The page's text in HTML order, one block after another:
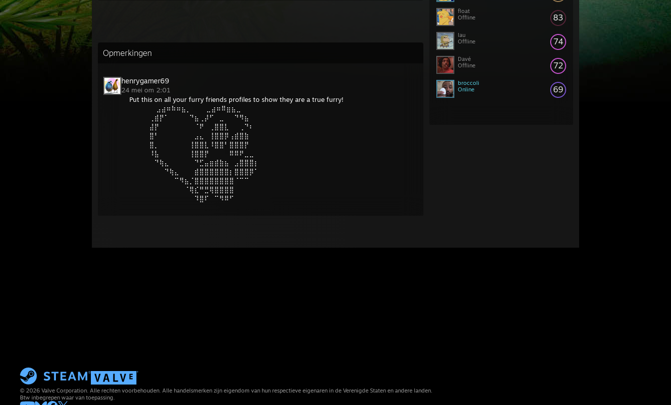
83
float
Offline
74
lau
Offline
72
Davé
Offline
69
broccoli
Online
Opmerkingen
henrygamer69
24 mei om 2:01
Put this on all your furry friends profiles to show they are a true furry!
⠀⠀⠀⠀ ⠀⣠⣴⠶⠷⠶⣦⡀⠀⠀⠀⣀⣴⠶⠿⣶⣦⣀
⠀⠀⠀⠀⢀⣾⡟⠁⠀⠀⠀⠀⠙⣦⢀⡼⠋⠀⣀⠀⠀⠙⠻⣦
⠀⠀⠀⠀⣼⡟⠀⠀⠀⠀⠀⠀⠀⠈⠟⠀⢀⣿⣿⣇⠀⠀⢀⠙⠆
⠀⠀⠀⠀⣿⠃⠀⠀⠀⠀⠀⠀⠀⣠⣄⠀⢸⣿⣿⡿⢠⣾⣿⣷
⠀⠀⠀⠀⣿⡀⠀⠀⠀⠀⠀⠀⢸⣿⣿⣇⠸⣿⣿⠃⣿⣿⣿⡟
⠀⠀⠀⠀⠸⣧⠀⠀⠀⠀⠀⠀⢸⣿⣿⡟⠀⠀⠀⠀⠿⠿⠟⣀⣀
⠀⠀⠀⠀⠀⠙⢷⣄⠀⠀⠀⠀⠀⠙⣋⣤⣶⣾⣷⣦⠀⣠⣿⣿⣿⡆
⠀⠀⠀⠀⠀⠀⠀⠙⢷⣄⠀⠀⠀⣾⣿⣿⣿⣿⣿⣿⡆⣿⣿⣿⡿⠁
⠀⠀⠀⠀⠀⠀⠀⠀⠀⠉⠻⣦⡈⣿⣿⣿⣿⣿⣿⣿⣿⠈⠉⠉
⠀⠀⠀⠀⠀⠀⠀⠀⠀⠀⠀⠈⢿⣎⠛⣛⢿⣿⣿⣿⣿
⠀⠀⠀⠀⠀⠀⠀⠀⠀⠀⠀⠀⠀⠹⣿⠏⠀⠉⠻⠿⠋
© 2026 Valve Corporation. Alle rechten voorbehouden. Alle handelsmerken zijn eigendom van hun respectieve eigenaren in de Verenigde Staten en andere landen.
Btw inbegrepen waar van toepassing.